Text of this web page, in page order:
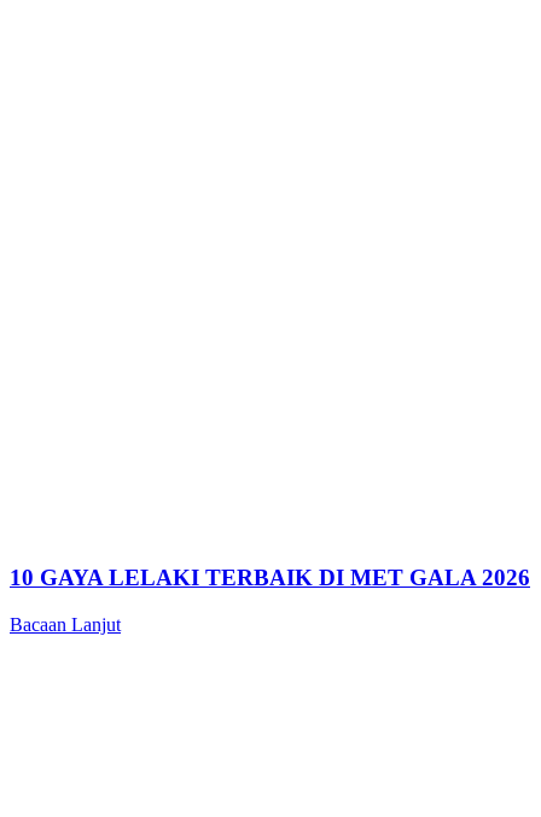
10 GAYA LELAKI TERBAIK DI MET GALA 2026
Bacaan Lanjut